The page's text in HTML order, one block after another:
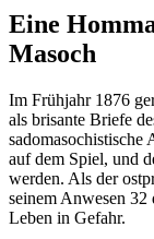
Eine
Masoch
Im Frühjahr 1876
als brisante Briefe
sadomasochistische
auf dem Spiel, und
werden. Als der
seinem Anwesen 32
Leben in Gefahr.